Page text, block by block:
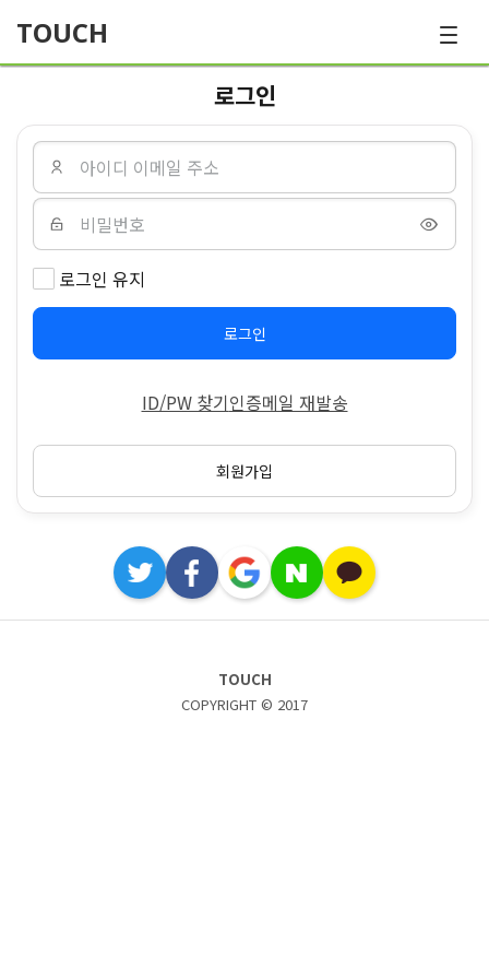
TOUCH
로그인
로그인 유지
로그인
ID/PW 찾기인증메일 재발송
회원가입
TOUCH
COPYRIGHT © 2017